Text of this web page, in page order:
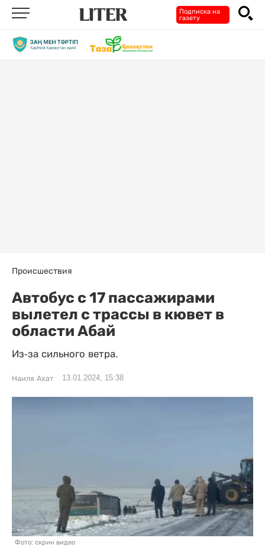
Подписка на
газету
Происшествия
Автобус с 17 пассажирами
вылетел с трассы в кювет в
области Абай
Из-за сильного ветра.
Наиля Ахат 13.01.2024, 15:38
Фото: скрин видео